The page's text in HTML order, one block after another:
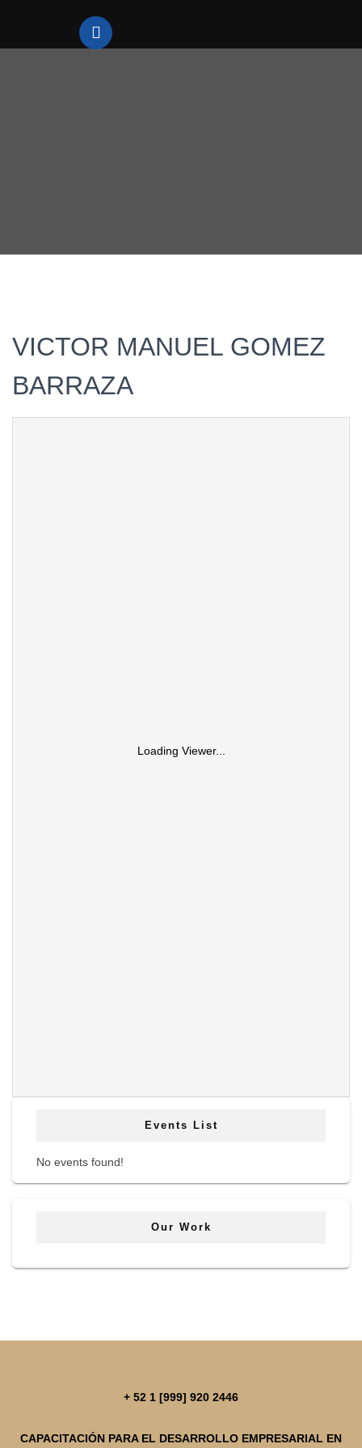
VICTOR MANUEL GOMEZ
BARRAZA
Loading Viewer...
Events List
No events found!
Our Work
+ 52 1 [999] 920 2446
CAPACITACIÓN PARA EL DESARROLLO EMPRESARIAL EN